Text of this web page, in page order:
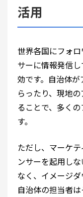
活用
世界各国にフォ
サーに情報発信
効です。自治体
らったり、現地
ることで、多く
す。
ただし、マーケ
ンサーを起用し
なく、イメージダ
自治体の担当者